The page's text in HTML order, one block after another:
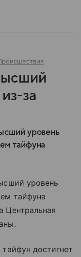
за
уровень
тайфуна
уровень
тайфуна
Центральная
достигнет